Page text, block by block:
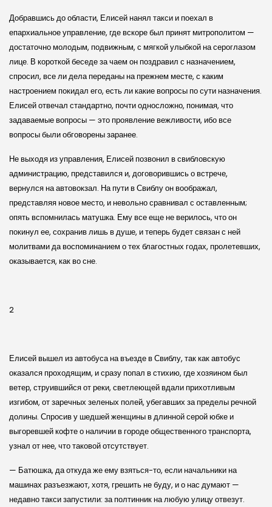
Добравшись до области, Елисей нанял такси и поехал в
епархиальное управление, где вскоре был принят митрополитом —
достаточно молодым, подвижным, с мягкой улыбкой на сероглазом
лице. В короткой беседе за чаем он поздравил с назначением,
спросил, все ли дела переданы на прежнем месте, с каким
настроением покидал его, есть ли какие вопросы по сути назначения.
Елисей отвечал стандартно, почти односложно, понимая, что
задаваемые вопросы — это проявление вежливости, ибо все
вопросы были обговорены заранее.
Не выходя из управления, Елисей позвонил в свибловскую
администрацию, представился и, договорившись о встрече,
вернулся на автовокзал. На пути в Свиблу он воображал,
представляя новое место, и невольно сравнивал с оставленным;
опять вспомнилась матушка. Ему все еще не верилось, что он
покинул ее, сохранив лишь в душе, и теперь будет связан с ней
молитвами да воспоминанием о тех благостных годах, пролетевших,
оказывается, как во сне.
2
Елисей вышел из автобуса на въезде в Свиблу, так как автобус
оказался проходящим, и сразу попал в стихию, где хозяином был
ветер, струившийся от реки, светлеющей вдали прихотливым
изгибом, от заречных зеленых полей, убегавших за пределы речной
долины. Спросив у шедшей женщины в длинной серой юбке и
выгоревшей кофте о наличии в городе общественного транспорта,
узнал от нее, что таковой отсутствует.
— Батюшка, да откуда же ему взяться-то, если начальники на
машинах разъезжают, хотя, грешить не буду, и о нас думают —
недавно такси запустили: за полтинник на любую улицу отвезут.